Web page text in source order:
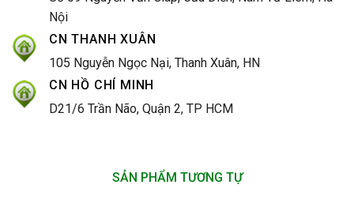
Nội
CN THANH XUÂN
105 Nguyễn Ngọc Nại, Thanh Xuân, HN
CN HỒ CHÍ MINH
D21/6 Trần Não, Quận 2, TP HCM
SẢN PHẨM TƯƠNG TỰ